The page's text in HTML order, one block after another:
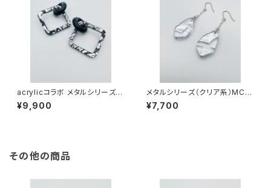
acrylicコラボ メタルシリーズ
（ブラック系）AMB-MM24005
¥9,900
メタルシリーズ（クリア系）MC-
SS23004
¥7,700
その他の商品